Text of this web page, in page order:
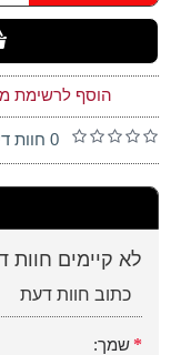
הוסף לרשימת
0 חוות דעת
לא קיימים חוות
כתוב חוות דעת
שמך: